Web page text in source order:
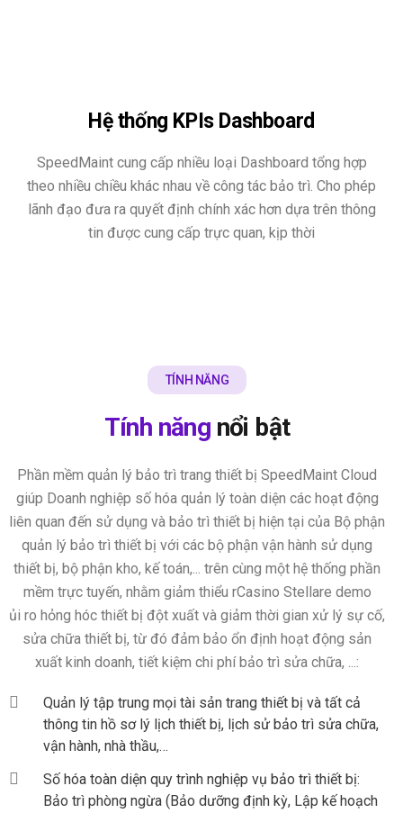
Hệ thống KPIs Dashboard
SpeedMaint cung cấp nhiều loại Dashboard tổng hợp
theo nhiều chiều khác nhau về công tác bảo trì. Cho phép
lãnh đạo đưa ra quyết định chính xác hơn dựa trên thông
tin được cung cấp trực quan, kịp thời
TÍNH NĂNG
Tính năng nổi bật
Phần mềm quản lý bảo trì trang thiết bị SpeedMaint Cloud
giúp Doanh nghiệp số hóa quản lý toàn diện các hoạt động
liên quan đến sử dụng và bảo trì thiết bị hiện tại của Bộ phận
quản lý bảo trì thiết bị với các bộ phận vận hành sử dụng
thiết bị, bộ phận kho, kế toán,... trên cùng một hệ thống phần
mềm trực tuyến, nhằm giảm thiểu rCasino Stellare demo
ủi ro hỏng hóc thiết bị đột xuất và giảm thời gian xử lý sự cố,
sửa chữa thiết bị, từ đó đảm bảo ổn định hoạt động sản
xuất kinh doanh, tiết kiệm chi phí bảo trì sửa chữa, ...:
Quản lý tập trung mọi tài sản trang thiết bị và tất cả
thông tin hồ sơ lý lịch thiết bị, lịch sử bảo trì sửa chữa,
vận hành, nhà thầu,…
Số hóa toàn diện quy trình nghiệp vụ bảo trì thiết bị:
Bảo trì phòng ngừa (Bảo dưỡng định kỳ, Lập kế hoạch